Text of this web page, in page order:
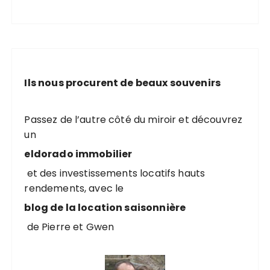
Ils nous procurent de beaux souvenirs
Passez de l’autre côté du miroir et découvrez
un
eldorado immobilier
et des investissements locatifs hauts
rendements, avec le
blog de la location saisonnière
de Pierre et Gwen